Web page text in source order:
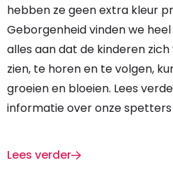
hebben ze geen extra kleur
Geborgenheid vinden we
alles aan dat de kinderen
zien, te horen en te volgen,
groeien en bloeien. Lees
informatie over onze
Lees verder